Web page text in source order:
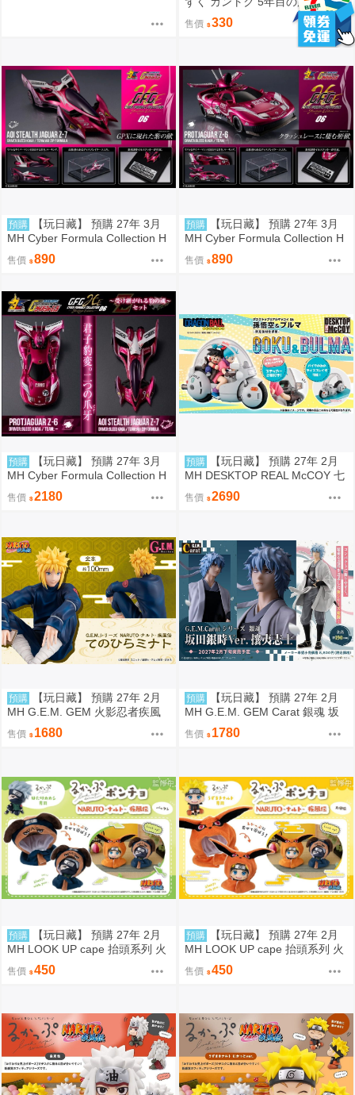
售價 330
預購
【玩日藏】 預購 27年 3月
MH Cyber Formula Collection H
eritage Edition CFC HE 閃電霹
靂車 繼承之豹魂 Aoi 美洲豹 Z-7
售價 890
預購
【玩日藏】 預購 27年 3月
MH Cyber Formula Collection H
eritage Edition CFC HE 閃電霹
靂車 繼承之豹魂 美洲豹 Z-6 代理
售價 890
預購
【玩日藏】 預購 27年 3月
MH Cyber Formula Collection H
eritage Edition CFC HE 閃電霹
靂車 繼承之豹魂 美洲豹 Z-6 & A
售價 2180
預購
【玩日藏】 預購 27年 2月
MH DESKTOP REAL McCOY 七
龍珠 06 孫悟空 & 布瑪 機車 限定
復刻式樣版 代理版
售價 2690
預購
【玩日藏】 預購 27年 2月
MH G.E.M. GEM 火影忍者疾風
傳 Palm size 掌心 掌中 波風湊
波風水門 代理版
售價 1680
預購
【玩日藏】 預購 27年 2月
MH G.E.M. GEM Carat 銀魂 坂
田銀時 攘夷志士 代理版
售價 1780
預購
【玩日藏】 預購 27年 2月
MH LOOK UP cape 抬頭系列 火
影忍者疾風傳 帕克 披風 斗篷系
列 頭套 不含公仔 代理版
售價 450
預購
【玩日藏】 預購 27年 2月
MH LOOK UP cape 抬頭系列 火
影忍者疾風傳 九喇嘛 披風 斗篷
系列 頭套 不含公仔 代理版
售價 450